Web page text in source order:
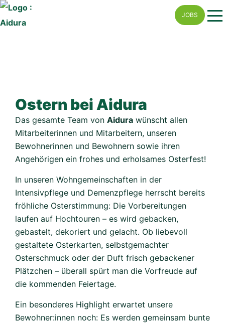
Skip
to
JOBS
Ostern bei Aidura
Das gesamte Team von Aidura wünscht allen
Mitarbeiterinnen und Mitarbeitern, unseren
Bewohnerinnen und Bewohnern sowie ihren
Angehörigen ein frohes und erholsames Osterfest!
In unseren Wohngemeinschaften in der
Intensivpflege und Demenzpflege herrscht bereits
fröhliche Osterstimmung: Die Vorbereitungen
laufen auf Hochtouren – es wird gebacken,
gebastelt, dekoriert und gelacht. Ob liebevoll
gestaltete Osterkarten, selbstgemachter
Osterschmuck oder der Duft frisch gebackener
Plätzchen – überall spürt man die Vorfreude auf
die kommenden Feiertage.
Ein besonderes Highlight erwartet unsere
Bewohner:innen noch: Es werden gemeinsam bunte